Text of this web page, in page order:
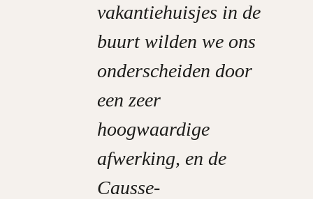
vakantiehuisjes in de
buurt wilden we ons
onderscheiden door
een zeer
hoogwaardige
afwerking, en de
Causse-